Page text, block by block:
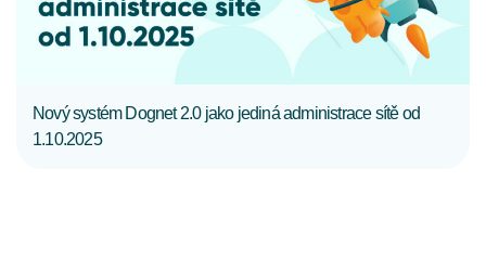
Nový systém Dognet 2.0 jako jediná administrace sítě od
1.10.2025